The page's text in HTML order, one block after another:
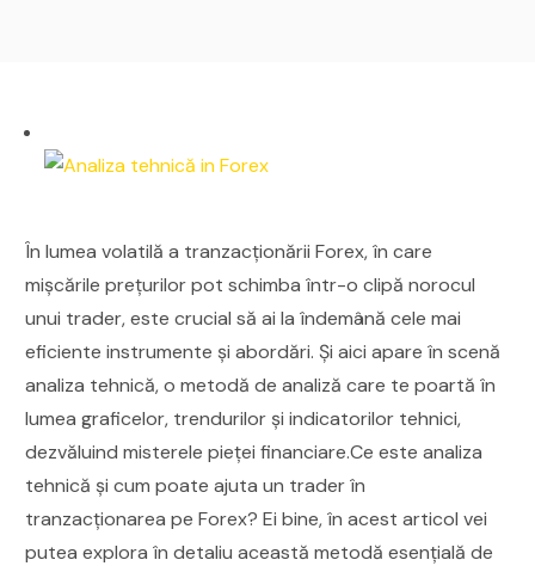
În lumea volatilă a tranzacționării Forex, în care
mișcările prețurilor pot schimba într-o clipă norocul
unui trader, este crucial să ai la îndemână cele mai
eficiente instrumente și abordări. Și aici apare în scenă
analiza tehnică, o metodă de analiză care te poartă în
lumea graficelor, trendurilor și indicatorilor tehnici,
dezvăluind misterele pieței financiare.Ce este analiza
tehnică și cum poate ajuta un trader în
tranzacționarea pe Forex? Ei bine, în acest articol vei
putea explora în detaliu această metodă esențială de